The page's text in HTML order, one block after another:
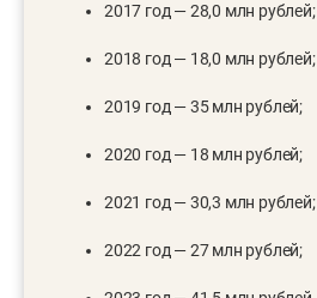
2017 год — 28,0 млн рублей;
2018 год — 18,0 млн рублей;
2019 год — 35 млн рублей;
2020 год — 18 млн рублей;
2021 год — 30,3 млн рублей;
2022 год — 27 млн рублей;